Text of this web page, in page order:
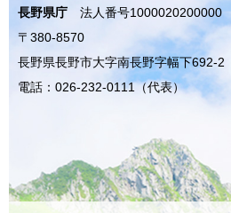
長野県庁
法人番号1000020200000
〒380-8570
長野県長野市大字南長野字幅下692-2
電話：026-232-0111（代表）